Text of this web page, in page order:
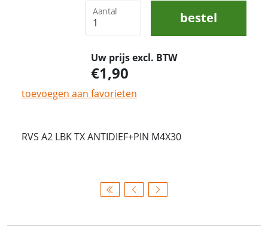
Aantal bestel
Uw prijs excl. BTW
1,90
toevoegen aan favorieten
RVS A2 LBK TX ANTIDIEF+PIN M4X30